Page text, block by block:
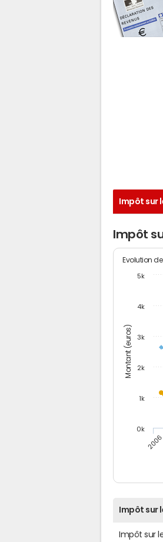
Impôt sur
Impôt
Montant (euros)
Evolution
2006
0k
1k
2k
3k
4k
5k
Impôt sur
Impôt sur